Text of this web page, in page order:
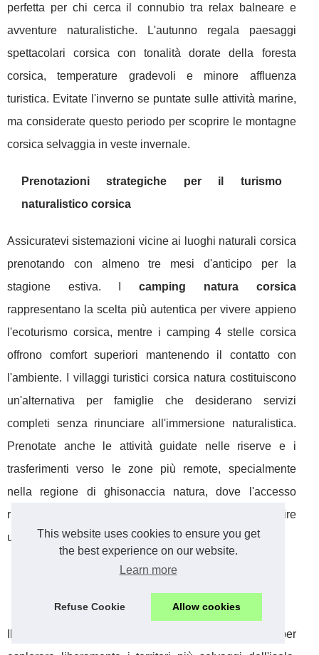
This website uses cookies to ensure you get
the best experience on our website.
Learn more
Refuse Cookie Allow cookies
perfetta per chi cerca il connubio tra relax balneare e
avventure naturalistiche. L'autunno regala paesaggi
spettacolari corsica con tonalità dorate della foresta
corsica, temperature gradevoli e minore affluenza
turistica. Evitate l'inverno se puntate sulle attività marine,
ma considerate questo periodo per scoprire le montagne
corsica selvaggia in veste invernale.
Prenotazioni strategiche per il turismo
naturalistico corsica
Assicuratevi sistemazioni vicine ai luoghi naturali corsica
prenotando con almeno tre mesi d'anticipo per la
stagione estiva. Icamping natura corsica
rappresentano la scelta più autentica per vivere appieno
l'ecoturismo corsica, mentre i camping 4 stelle corsica
offrono comfort superiori mantenendo il contatto con
l'ambiente. I villaggi turistici corsica natura costituiscono
un'alternativa per famiglie che desiderano servizi
completi senza rinunciare all'immersione naturalistica.
Prenotate anche le attività guidate nelle riserve e i
trasferimenti verso le zone più remote, specialmente
nella regione di ghisonaccia natura, dove l'accesso
richiede spesso organizzazione anticipata per garantire
un'esperienza ottimale.
Organizzare i trasporti per raggiungere la natura
Il noleggio auto rappresenta la soluzione migliore per